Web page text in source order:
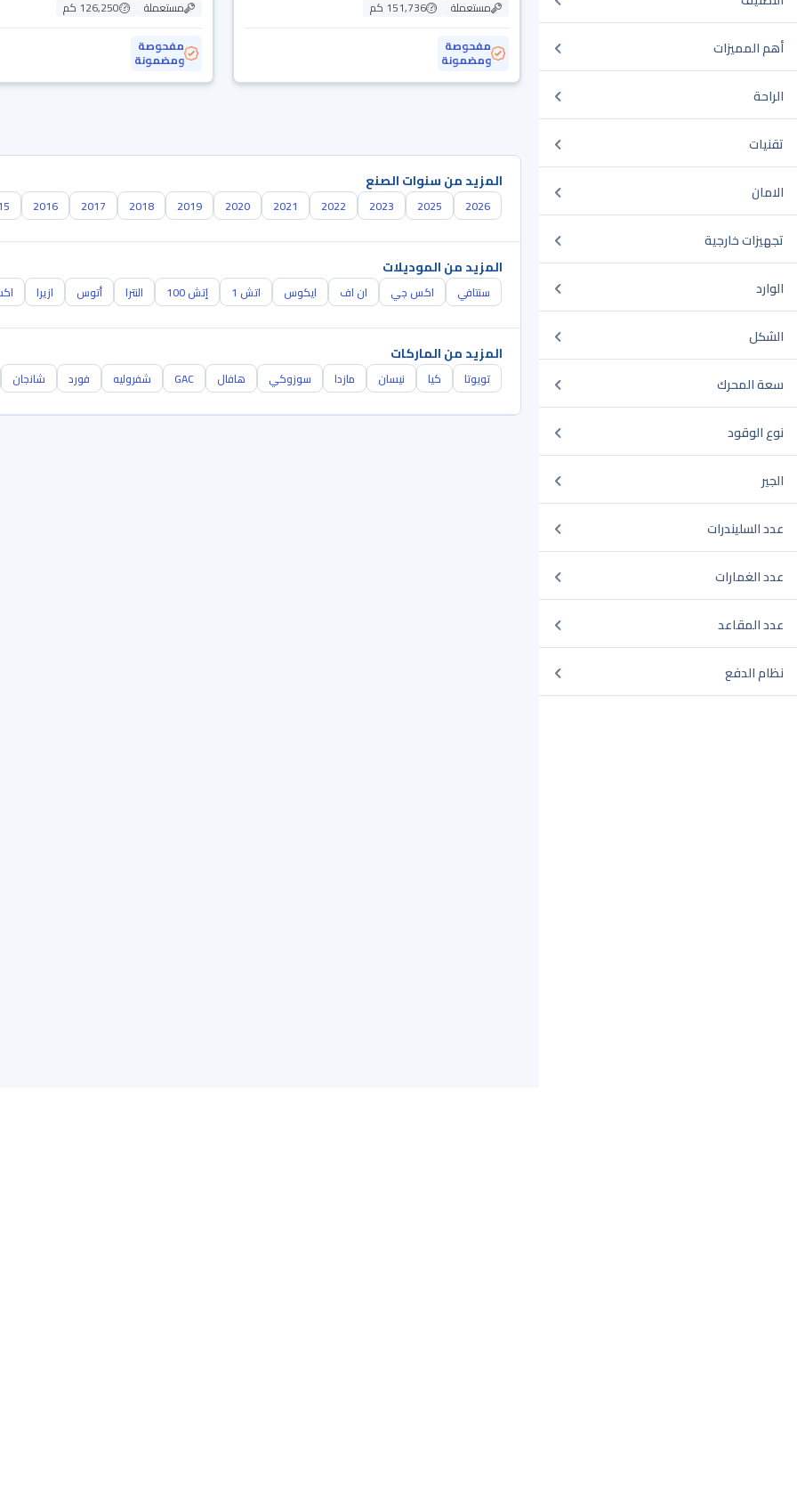
أهم المميزات
الراحة
تقنيات
الامان
تجهيزات خارجية
الوارد
الشكل
سعة المحرك
نوع الوقود
الجير
عدد السليندرات
عدد الغمارات
عدد المقاعد
نظام الدفع
مستعملة
151,736 كم
مفحوصة
ومضمونة
مستعملة
126,250 كم
مفحوصة
ومضمونة
المزيد من سنوات الصنع
2026
2025
2023
2022
2021
2020
2019
2018
2017
2016
المزيد من الموديلات
سنتافي اكس جي ان اف ايكوس اتش 1 إتش 100 النترا أتوس ازيرا
المزيد من الماركات
تويوتا كيا نيسان مازدا سوزوكي هافال GAC شفروليه فورد شانجان